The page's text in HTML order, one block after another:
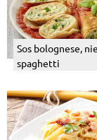
Sos bolognese,
spaghetti